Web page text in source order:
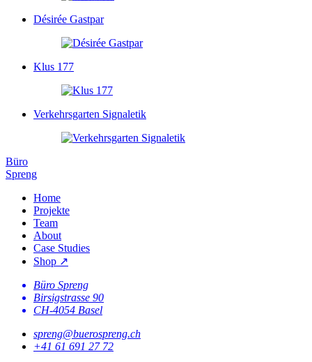
Désirée Gastpar
Klus 177
Verkehrsgarten Signaletik
Büro
Spreng
Home
Projekte
Team
About
Case Studies
Shop ↗
Büro Spreng
Birsigstrasse 90
CH-4054 Basel
spreng@buerospreng.ch
+41 61 691 27 72